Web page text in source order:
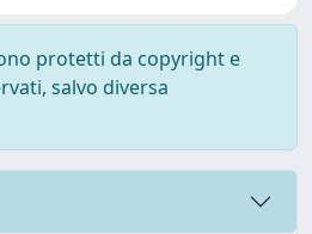
protetti da copyright e
salvo diversa